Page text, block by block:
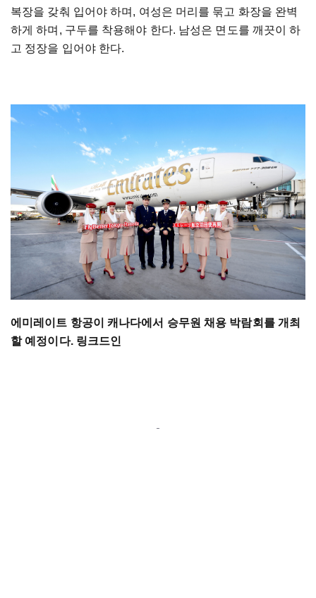
복장을 갖춰 입어야 하며, 여성은 머리를 묶고 화장을 완벽
하게 하며, 구두를 착용해야 한다. 남성은 면도를 깨끗이 하
고 정장을 입어야 한다.
에미레이트 항공이 캐나다에서 승무원 채용 박람회를 개최
할 예정이다. 링크드인